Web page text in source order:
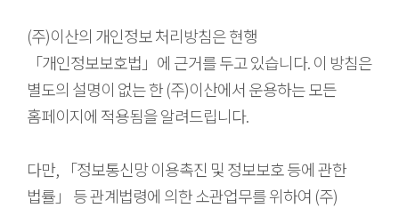
(주)이산의 개인정보 처리방침은 현행
「개인정보보호법」에 근거를 두고 있습니다. 이 방침은
별도의 설명이 없는 한 (주)이산에서 운용하는 모든
홈페이지에 적용됨을 알려드립니다.
다만, 「정보통신망 이용촉진 및 정보보호 등에 관한
법률」 등 관계법령에 의한 소관업무를 위하여 (주)